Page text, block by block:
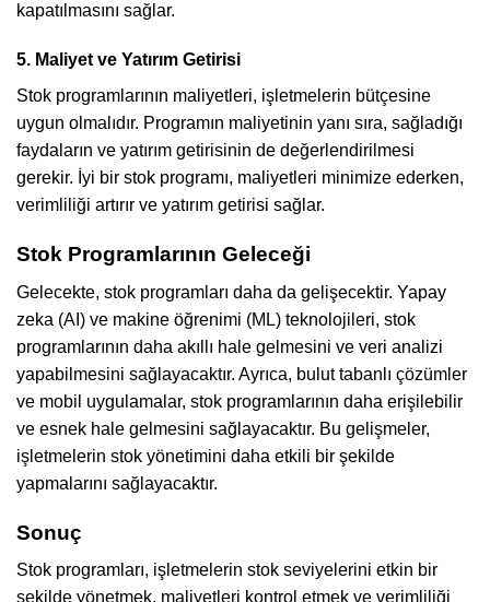
kapatılmasını sağlar.
5. Maliyet ve Yatırım Getirisi
Stok programlarının maliyetleri, işletmelerin bütçesine
uygun olmalıdır. Programın maliyetinin yanı sıra, sağladığı
faydaların ve yatırım getirisinin de değerlendirilmesi
gerekir. İyi bir stok programı, maliyetleri minimize ederken,
verimliliği artırır ve yatırım getirisi sağlar.
Stok Programlarının Geleceği
Gelecekte, stok programları daha da gelişecektir. Yapay
zeka (AI) ve makine öğrenimi (ML) teknolojileri, stok
programlarının daha akıllı hale gelmesini ve veri analizi
yapabilmesini sağlayacaktır. Ayrıca, bulut tabanlı çözümler
ve mobil uygulamalar, stok programlarının daha erişilebilir
ve esnek hale gelmesini sağlayacaktır. Bu gelişmeler,
işletmelerin stok yönetimini daha etkili bir şekilde
yapmalarını sağlayacaktır.
Sonuç
Stok programları, işletmelerin stok seviyelerini etkin bir
şekilde yönetmek, maliyetleri kontrol etmek ve verimliliği